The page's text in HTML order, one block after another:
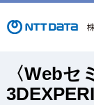
〈Webセ